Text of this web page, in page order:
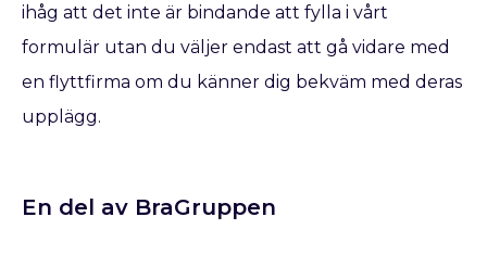
ihåg att det inte är bindande att fylla i vårt
formulär utan du väljer endast att gå vidare med
en flyttfirma om du känner dig bekväm med deras
upplägg.
En del av BraGruppen